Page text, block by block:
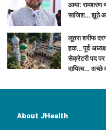
आया: रामशरण
साजिश… झूठे
लूतरा शरीफ
हक… पूर्व
सेक्रेटरी पद पर
दायित्व… अच्छे
About JHealth